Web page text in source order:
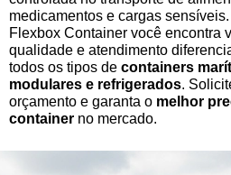
medicamentos e cargas
Flexbox Container você encontra
qualidade e atendimento
todos os tipos de containers
modulares e refrigerados.
orçamento e garanta o melhor
container no mercado.